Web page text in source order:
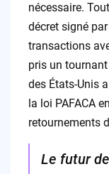
nécessaire.
décret signé
transactions
pris un
des États-Unis
la loi PAFACA
retournements
Le futur